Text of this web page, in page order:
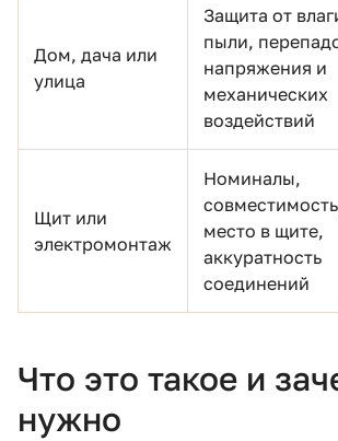
Дом, дача или
улица
Защита от
пыли,
напряжения и
механических
воздействий
Щит или
электромонтаж
Номиналы,
место в щите,
аккуратность
соединений
Что это такое и
нужно